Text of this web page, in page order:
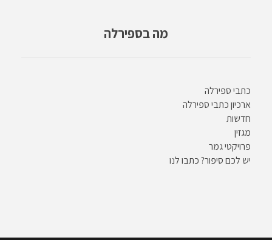
מה בספירלה
כתבי ספירלה
ארכיון כתבי ספירלה
חדשות
מגזין
פרויקטי גמר
יש לכם סיפור? כתבו לנו